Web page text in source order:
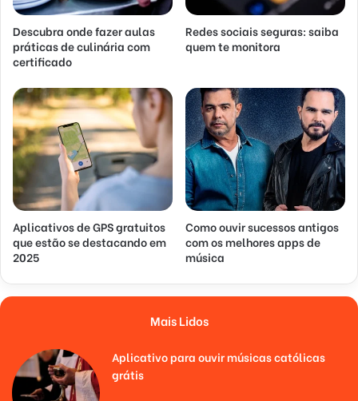
Descubra onde fazer aulas
práticas de culinária com
certificado
Redes sociais seguras: saiba
quem te monitora
Aplicativos de GPS gratuitos
que estão se destacando em
2025
Como ouvir sucessos antigos
com os melhores apps de
música
Mais Lidos
Aplicativo para ouvir músicas católicas
grátis